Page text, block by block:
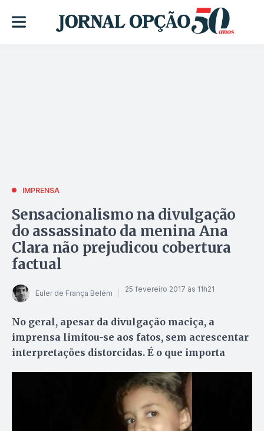
IMPRENSA
Sensacionalismo na divulgação
do assassinato da menina Ana
Clara não prejudicou cobertura
factual
Euler de França Belém 25 fevereiro 2017 às 11h21
No geral, apesar da divulgação maciça, a
imprensa limitou-se aos fatos, sem acrescentar
interpretações distorcidas. É o que importa